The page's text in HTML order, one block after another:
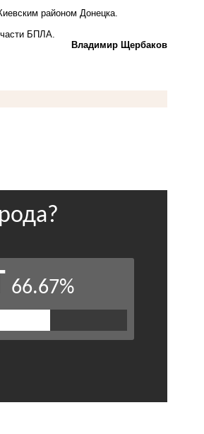
районом Донецка.
БПЛА.
Владимир Щербаков